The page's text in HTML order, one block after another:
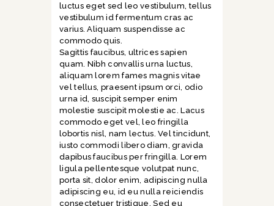
luctus eget sed leo vestibulum, tellus
vestibulum id fermentum cras ac
varius. Aliquam suspendisse ac
commodo quis.
Sagittis faucibus, ultrices sapien
quam. Nibh convallis urna luctus,
aliquam lorem fames magnis vitae
vel tellus, praesent ipsum orci, odio
urna id, suscipit semper enim
molestie suscipit molestie ac. Lacus
commodo eget vel, leo fringilla
lobortis nisl, nam lectus. Vel tincidunt,
iusto commodi libero diam, gravida
dapibus faucibus per fringilla. Lorem
ligula pellentesque volutpat nunc,
porta sit, dolor enim, adipiscing nulla
adipiscing eu, id eu nulla reiciendis
consectetuer tristique. Sed eu